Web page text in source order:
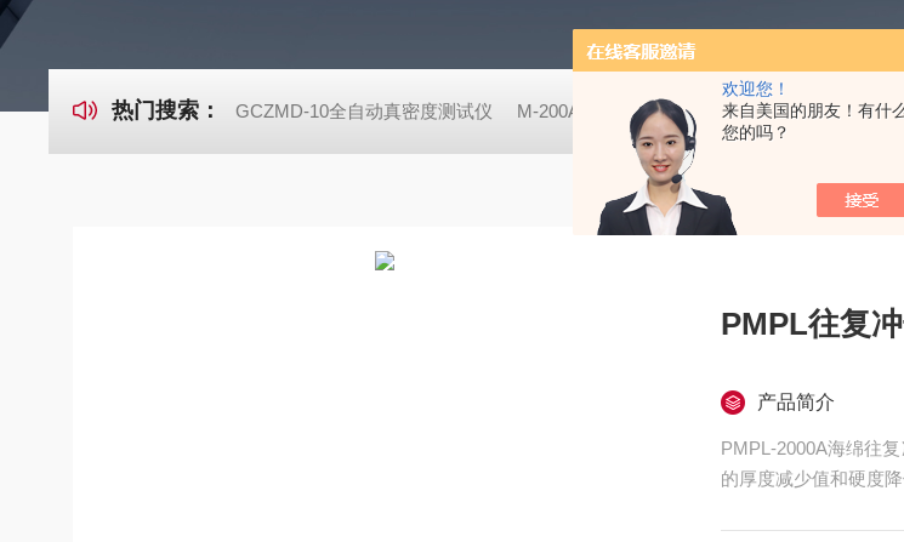
欢迎您！
来自美国的朋友！有什
您的吗？
热门搜索： GCZMD-10全自动真密度测试仪 M-200A微动摩擦磨损实验机 GCDDJ-50Kv电
PMPL往复
产品简介
PMPL-2000A海绵往
的厚度减少值和硬度